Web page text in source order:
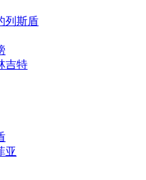
列斯盾
吉特
亚